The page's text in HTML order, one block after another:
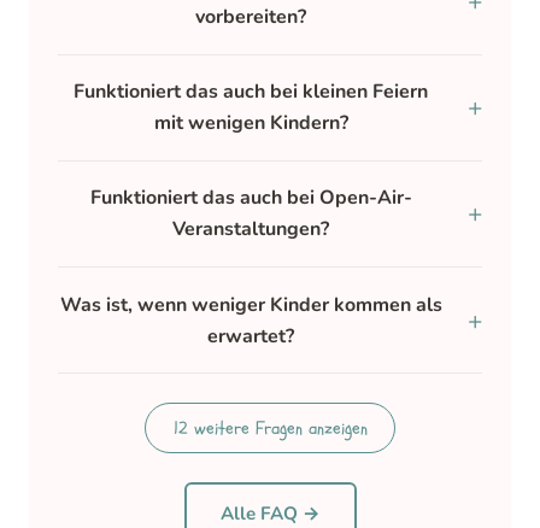
vorbereiten?
Funktioniert das auch bei kleinen Feiern
mit wenigen Kindern?
Funktioniert das auch bei Open-Air-
Veranstaltungen?
Was ist, wenn weniger Kinder kommen als
erwartet?
12 weitere Fragenanzeigen
Alle FAQ →